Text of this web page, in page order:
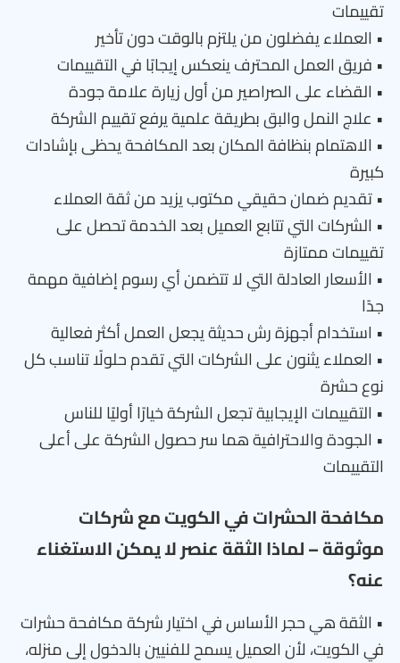
تقييمات
• العملاء يفضلون من يلتزم بالوقت دون تأخير
• فريق العمل المحترف ينعكس إيجابًا في التقييمات
• القضاء على الصراصير من أول زيارة علامة جودة
• علاج النمل والبق بطريقة علمية يرفع تقييم الشركة
• الاهتمام بنظافة المكان بعد المكافحة يحظى بإشادات
كبيرة
• تقديم ضمان حقيقي مكتوب يزيد من ثقة العملاء
• الشركات التي تتابع العميل بعد الخدمة تحصل على
تقييمات ممتازة
• الأسعار العادلة التي لا تتضمن أي رسوم إضافية مهمة
جدًا
• استخدام أجهزة رش حديثة يجعل العمل أكثر فعالية
• العملاء يثنون على الشركات التي تقدم حلولًا تناسب كل
نوع حشرة
• التقييمات الإيجابية تجعل الشركة خيارًا أوليًا للناس
• الجودة والاحترافية هما سر حصول الشركة على أعلى
التقييمات
مكافحة الحشرات في الكويت مع شركات
موثوقة – لماذا الثقة عنصر لا يمكن الاستغناء
عنه؟
• الثقة هي حجر الأساس في اختيار شركة مكافحة حشرات
في الكويت، لأن العميل يسمح للفنيين بالدخول إلى منزله،